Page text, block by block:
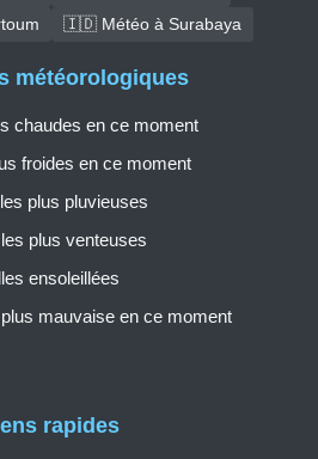
🇮🇩 Météo à Surabaya
rapides
météorologiques
chaudes en ce moment
froides en ce moment
plus pluvieuses
plus venteuses
ensoleillées
mauvaise en ce moment